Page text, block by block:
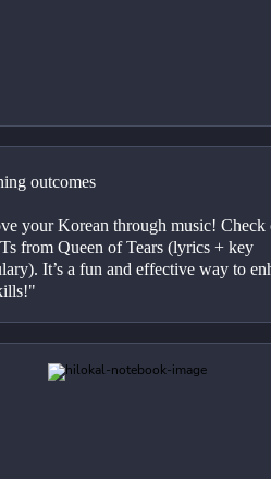
outcomes
your Korean through music! Check
from Queen of Tears (lyrics + key
It’s a fun and effective way to